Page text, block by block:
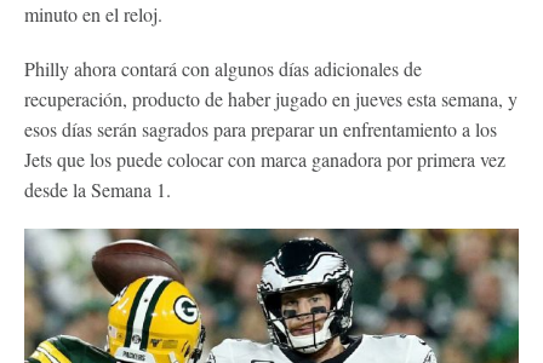
minuto en el reloj.
Philly ahora contará con algunos días adicionales de
recuperación, producto de haber jugado en jueves esta semana, y
esos días serán sagrados para preparar un enfrentamiento a los
Jets que los puede colocar con marca ganadora por primera vez
desde la Semana 1.